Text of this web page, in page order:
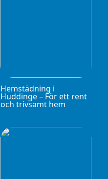
Hemstädning i
Huddinge – För ett rent
och trivsamt hem